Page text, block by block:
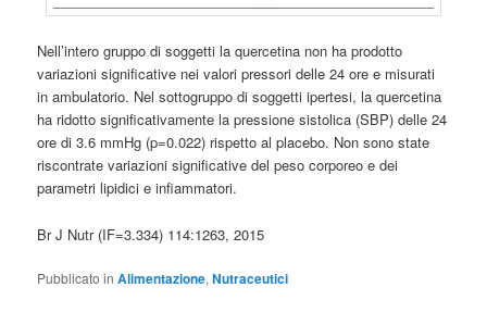
Nell’intero gruppo di soggetti la quercetina non ha prodotto
variazioni significative nei valori pressori delle 24 ore e misurati
in ambulatorio. Nel sottogruppo di soggetti ipertesi, la quercetina
ha ridotto significativamente la pressione sistolica (SBP) delle 24
ore di 3.6 mmHg (p=0.022) rispetto al placebo. Non sono state
riscontrate variazioni significative del peso corporeo e dei
parametri lipidici e infiammatori.
Br J Nutr (IF=3.334) 114:1263, 2015
Pubblicato in Alimentazione,Nutraceutici